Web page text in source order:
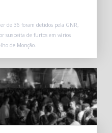
de 36 foram detidos pela GNR,
suspeita de furtos em vários
de Monção.